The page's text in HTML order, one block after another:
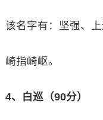
该名字有：坚强、
崎指崎岖。
4、白巡（90分）